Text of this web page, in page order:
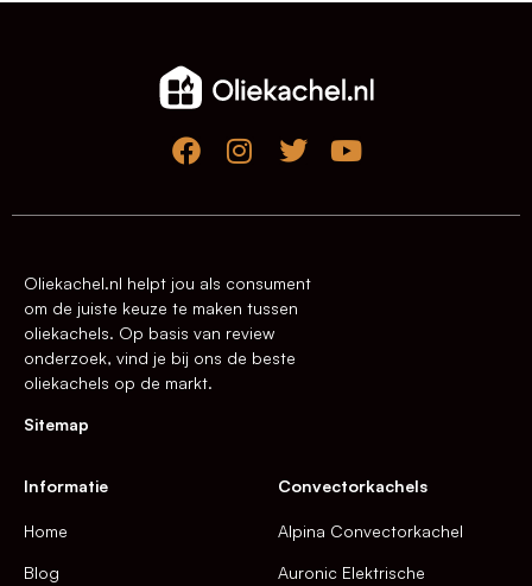
Oliekachel.nl helpt jou als consument
om de juiste keuze te maken tussen
oliekachels. Op basis van review
onderzoek, vind je bij ons de beste
oliekachels op de markt.
Sitemap
Informatie
Home
Blog
Convectorkachels
Alpina Convectorkachel
Auronic Elektrische